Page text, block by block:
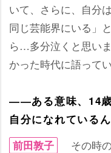
いて、さらに、自分
同じ芸能界にいる」
ら…多分泣くと思い
かった時代に語って
――ある意味、14歳
自分になれている
前田敦子
その時